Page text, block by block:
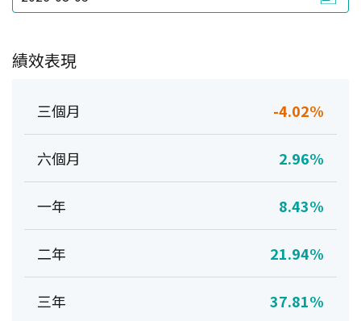
績效表現
三個月 -4.02%
六個月 2.96%
一年 8.43%
二年 21.94%
三年 37.81%